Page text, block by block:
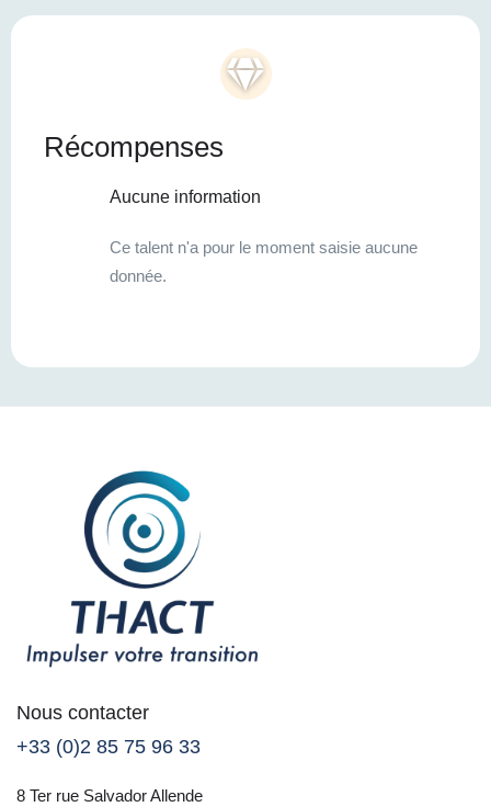
Récompenses
Aucune information
Ce talent n'a pour le moment saisie aucune
donnée.
Nous contacter
+33 (0)2 85 75 96 33
8 Ter rue Salvador Allende